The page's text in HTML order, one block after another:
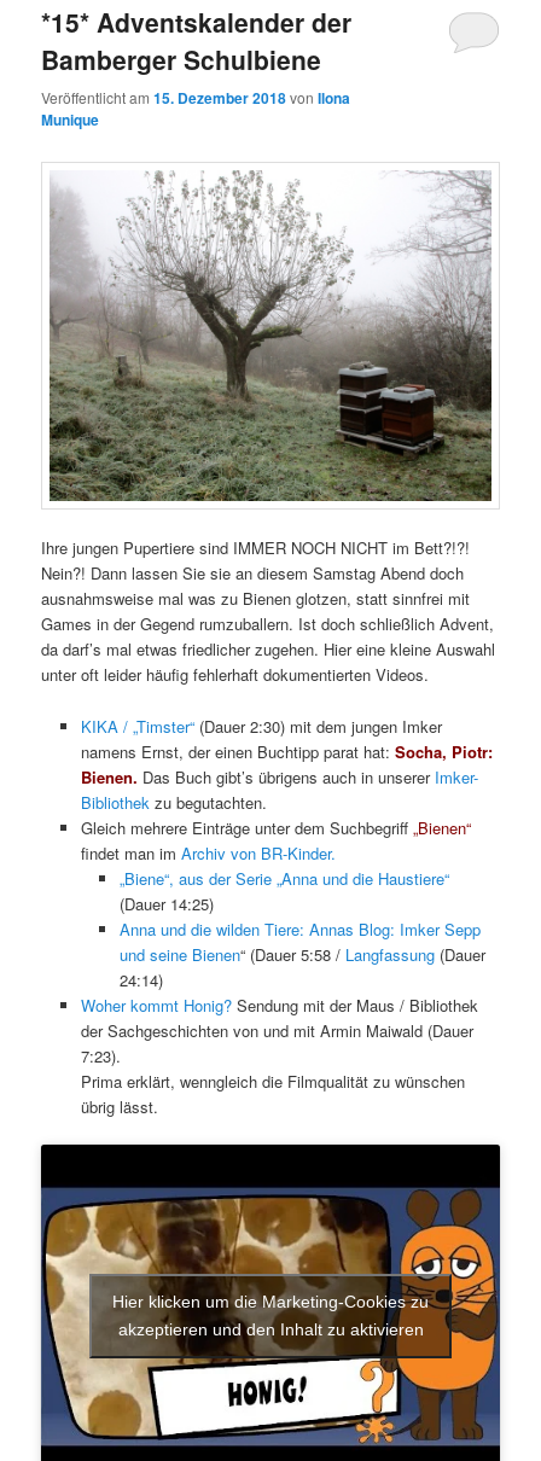
*15* Adventskalender der
Bamberger Schulbiene
Veröffentlicht am15. Dezember 2018vonIlona
Munique
Ihre jungen Pupertiere sind IMMER NOCH NICHT im Bett?!?!
Nein?! Dann lassen Sie sie an diesem Samstag Abend doch
ausnahmsweise mal was zu Bienen glotzen, statt sinnfrei mit
Games in der Gegend rumzuballern. Ist doch schließlich Advent,
da darf’s mal etwas friedlicher zugehen. Hier eine kleine Auswahl
unter oft leider häufig fehlerhaft dokumentierten Videos.
KIKA / „Timster“(Dauer 2:30) mit dem jungen Imker
namens Ernst, der einen Buchtipp parat hat: Socha, Piotr:
Bienen. Das Buch gibt’s übrigens auch in unserer Imker-
Bibliothek zu begutachten.
Gleich mehrere Einträge unter dem Suchbegriff „Bienen“
findet man im Archiv von BR-Kinder.
„Biene“, aus der Serie „Anna und die Haustiere“
(Dauer 14:25)
Anna und die wilden Tiere: Annas Blog: Imker Sepp
und seine Bienen“ (Dauer 5:58 / Langfassung (Dauer
24:14)
Woher kommt Honig?Sendung mit der Maus / Bibliothek
der Sachgeschichten von und mit Armin Maiwald (Dauer
7:23).
Prima erklärt, wenngleich die Filmqualität zu wünschen
übrig lässt.
Hier klicken um die Marketing-Cookies zu
akzeptieren und den Inhalt zu aktivieren